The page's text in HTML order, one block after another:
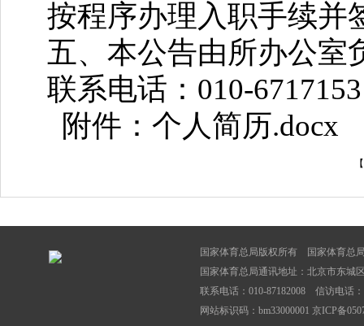
按程序办理入职手续并
五、本公告由所办公室
联系电话：010-
附件：个人简历.docx